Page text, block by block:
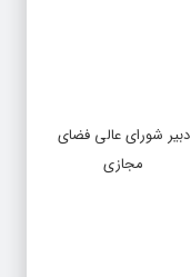
دبیر شورای عالی فضای
مجازی